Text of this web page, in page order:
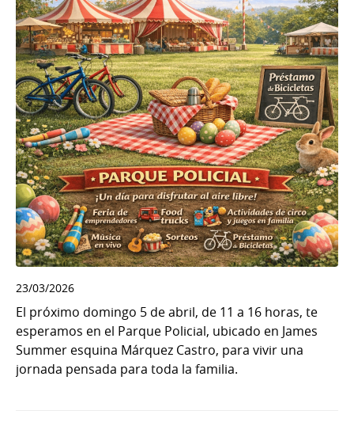
23/03/2026
El próximo domingo 5 de abril, de 11 a 16 horas, te
esperamos en el Parque Policial, ubicado en James
Summer esquina Márquez Castro, para vivir una
jornada pensada para toda la familia.